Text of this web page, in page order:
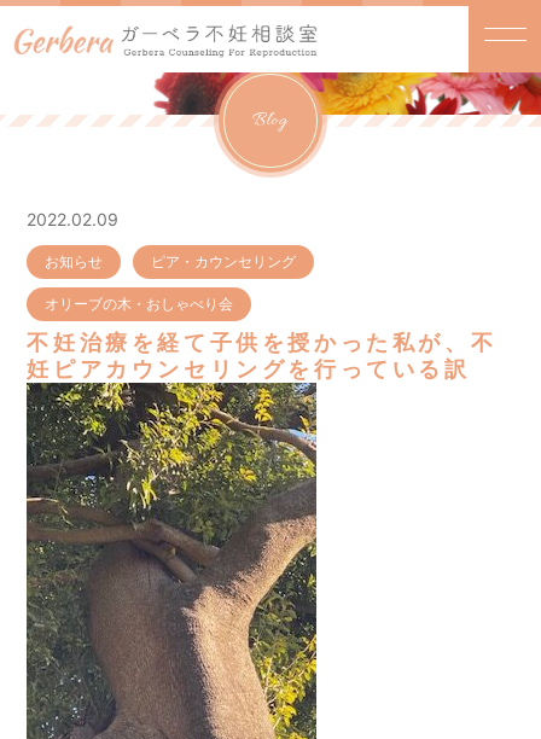
Blog
2022.02.09
お知らせ ピア・カウンセリング
オリーブの木・おしゃべり会
不妊治療を経て子供を授かった私が、不
妊ピアカウンセリングを行っている訳